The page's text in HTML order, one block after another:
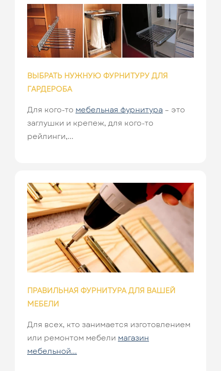
ВЫБРАТЬ НУЖНУЮ ФУРНИТУРУ ДЛЯ
ГАРДЕРОБА
Для кого-то мебельная фурнитура – это
заглушки и крепеж, для кого-то
рейлинги,...
ПРАВИЛЬНАЯ ФУРНИТУРА ДЛЯ ВАШЕЙ
МЕБЕЛИ
Для всех, кто занимается изготовлением
или ремонтом мебели магазин
мебельной...